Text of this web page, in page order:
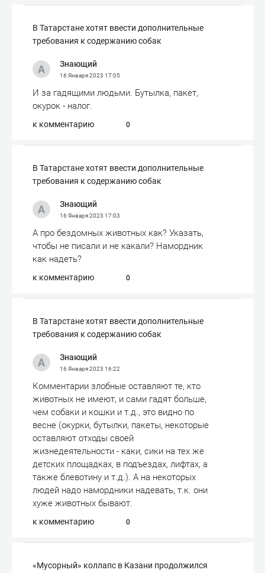
​В Татарстане хотят ввести дополнительные
требования к содержанию собак
Знающий
16 Января 2023 17:05
И за гадящими людьми. Бутылка, пакет,
окурок - налог.
к комментарию 0
​В Татарстане хотят ввести дополнительные
требования к содержанию собак
Знающий
16 Января 2023 17:03
А про бездомных животных как? Указать,
чтобы не писали и не какали? Намордник
как надеть?
к комментарию 0
​В Татарстане хотят ввести дополнительные
требования к содержанию собак
Знающий
16 Января 2023 16:22
Комментарии злобные оставляют те, кто
животных не имеют, и сами гадят больше,
чем собаки и кошки и т.д., это видно по
весне (окурки, бутылки, пакеты, некоторые
оставляют отходы своей
жизнедеятельности - каки, сики на тех же
детских площадках, в подъездах, лифтах, а
также блевотину и т.д.). А на некоторых
людей надо намордники надевать, т.к. они
хуже животных бывают.
к комментарию 0
«Мусорный» коллапс в Казани продолжился